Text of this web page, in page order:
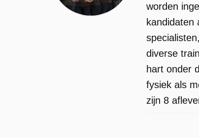
worden
kandidaten
diverse
hart onder
fysiek als
zijn 8